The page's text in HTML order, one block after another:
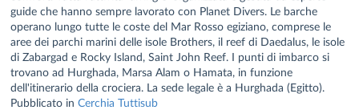
guide che hanno sempre lavorato con Planet Divers. Le barche
operano lungo tutte le coste del Mar Rosso egiziano, comprese le
aree dei parchi marini delle isole Brothers, il reef di Daedalus, le isole
di Zabargad e Rocky Island, Saint John Reef. I punti di imbarco si
trovano ad Hurghada, Marsa Alam o Hamata, in funzione
dell'itinerario della crociera. La sede legale è a Hurghada (Egitto).
Pubblicato in Cerchia Tuttisub